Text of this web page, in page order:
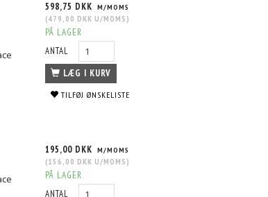
598,75 DKK M/MOMS
(479,00 DKK U/MOMS )
PÅ LAGER
ANTAL
LÆG I KURV
TILFØJ ØNSKELISTE
195,00 DKK M/MOMS
(156,00 DKK U/MOMS )
PÅ LAGER
ANTAL